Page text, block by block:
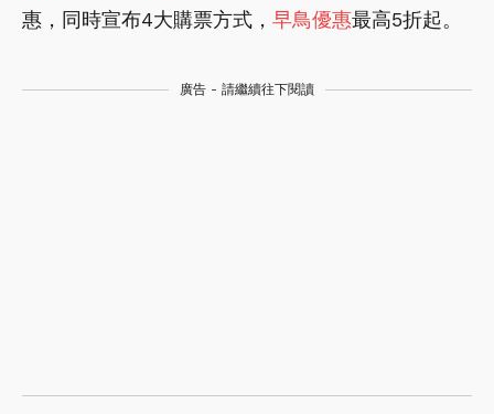
惠，同時宣布4大購票方式， 早鳥優惠最高5折起。
廣告 - 請繼續往下閱讀